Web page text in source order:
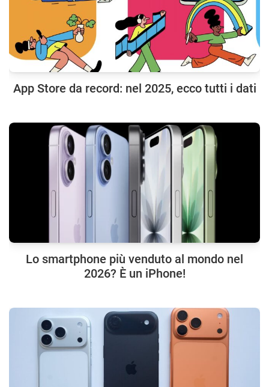
App Store da record: nel 2025, ecco tutti i dati
Lo smartphone più venduto al mondo nel
2026? È un iPhone!